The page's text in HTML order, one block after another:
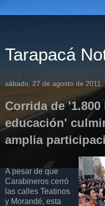
Tarapacá
sábado, 27 de agosto de 2011
Corrida de
educación'
amplia
A pesar de que
Carabineros cerró
las calles Teatinos
y Morandé, esta